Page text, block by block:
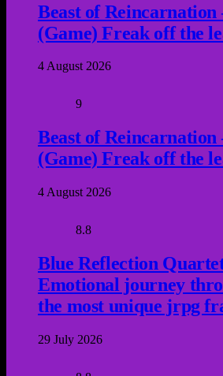
Beast of Reincarnation
(Game) Freak off the
4 August 2026
9
Beast of Reincarnation
(Game) Freak off the
4 August 2026
8.8
Blue Reflection
Emotional journey
the most unique jrpg
29 July 2026